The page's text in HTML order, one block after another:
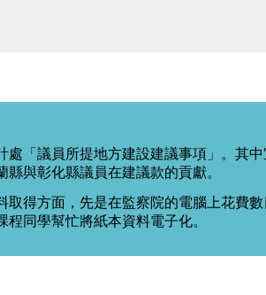
處「議員所提地方建設建議事項」。其
與彰化縣議員在建議款的貢獻。
得方面，先是在監察院的電腦上花費
同學幫忙將紙本資料電子化。